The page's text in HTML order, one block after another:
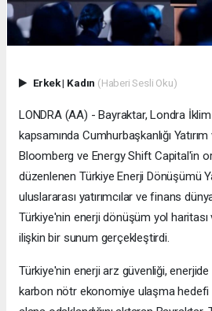
Erkek| Kadın (Haberi Sesli Oku)
LONDRA (AA) - Bayraktar, Londra
kapsamında Cumhurbaşkanlığı
Bloomberg ve Energy Shift Capital'in
düzenlenen Türkiye Enerji Dönüşümü
uluslararası yatırımcılar ve finans
Türkiye'nin enerji dönüşüm yol haritası
ilişkin bir sunum gerçekleştirdi.
Türkiye'nin enerji arz güvenliği, enerjide
karbon nötr ekonomiye ulaşma